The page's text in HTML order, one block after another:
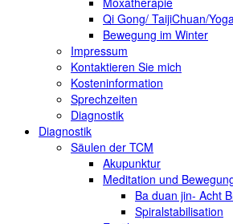
Qi Gong/ TaijiChuan/
Bewegung im Winter
Impressum
Kontaktieren Sie mich
Kosteninformation
Sprechzeiten
Diagnostik
Diagnostik
Säulen der TCM
Akupunktur
Meditation und
Ba duan jin- Acht
Spiralstabilisation